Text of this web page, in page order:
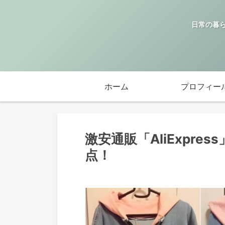
日常の暮
ホーム プロフィー
激安通販「AliExpress
点！